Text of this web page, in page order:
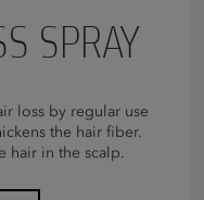
SPRAY
loss by regular use
the hair fiber.
hair in the scalp.